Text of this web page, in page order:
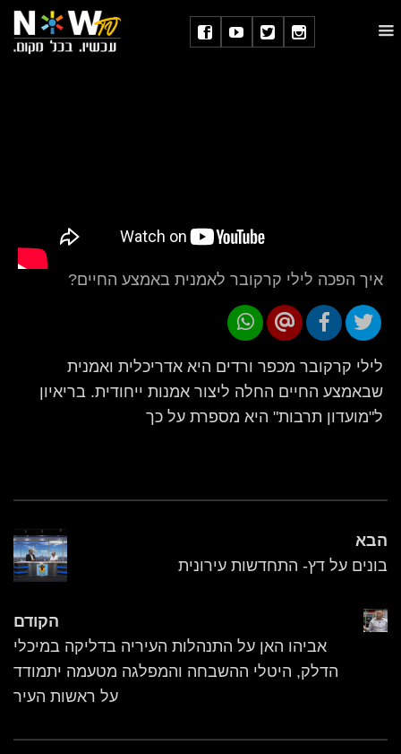
איך הפכה לילי קרקובר לאמנית באמצע החיים?
לילי קרקובר מכפר ורדים היא אדריכלית ואמנית
שבאמצע החיים החלה ליצור אמנות ייחודית. בריאיון
ל"מועדון תרבות" היא מספרת על כך
הבא
בונים על דץ- התחדשות עירונית
הקודם
אביהו האן על התנהלות העיריה בדליקה במיכלי
הדלק, היטלי ההשבחה והמפלגה מטעמה יתמודד
על ראשות העיר